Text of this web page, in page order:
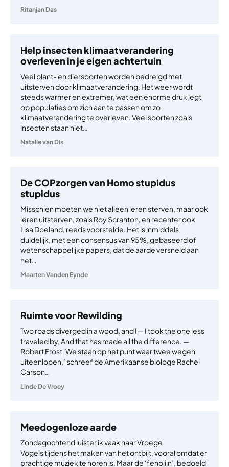
Ritanjan Das
Help insecten klimaatverandering
overleven in je eigen achtertuin
Veel plant- en diersoorten worden bedreigd met
uitsterven door klimaatverandering. Het weer wordt
steeds warmer en extremer, wat een enorme druk legt
op populaties om zich aan te passen om zo
klimaatverandering te overleven. Veel soorten zoals
insecten staan niet…
Natalie van Dis
De COPzorgen van Homo stupidus
stupidus
Misschien moeten we niet alleen leren sterven, maar ook
leren uitsterven, zoals Roy Scranton, en recenter ook
Lisa Doeland, reeds voorstelde. Het is inmiddels
duidelijk, met een consensus van 95%, gebaseerd of
wetenschappelijke papers, dat de aarde versneld aan
het…
Maarten Vanden Eynde
Ruimte voor Rewilding
Two roads diverged in a wood, and I— I took the one less
traveled by, And that has made all the difference. —
Robert Frost ‘We staan op het punt waar twee wegen
uiteenlopen,’ schreef de Amerikaanse biologe Rachel
Carson…
Linde De Vroey
Meedogenloze aarde
Zondagochtend luister ik vaak naar Vroege
Vogels tijdens het maken van het ontbijt, vooral omdat er
prachtige muziek te horen is. Maar de ‘fenolijn’, bedoeld